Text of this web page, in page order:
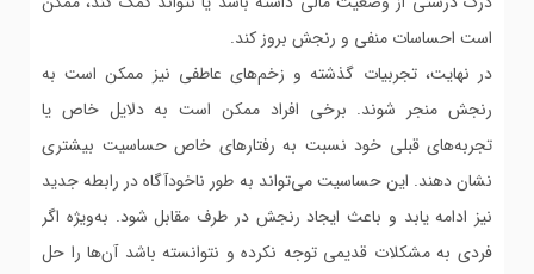
است احساسات منفی و رنجش بروز کند.
در نهایت، تجربیات گذشته و زخم‌های عاطفی نیز ممکن است به
رنجش منجر شوند. برخی افراد ممکن است به دلایل خاص یا
تجربه‌های قبلی خود نسبت به رفتارهای خاص حساسیت بیشتری
نشان دهند. این حساسیت می‌تواند به طور ناخودآگاه در رابطه جدید
نیز ادامه یابد و باعث ایجاد رنجش در طرف مقابل شود. به‌ویژه اگر
فردی به مشکلات قدیمی توجه نکرده و نتوانسته باشد آن‌ها را حل